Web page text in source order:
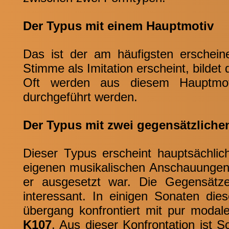
Der Typus mit einem Hauptmotiv
Das ist der am häufigsten
Stimme als Imitation erscheint, bildet
Oft werden aus diesem
durchgeführt werden.
Der Typus mit zwei
Dieser Typus erscheint
eigenen musikalischen
er ausgesetzt war. Die
interessant. In einigen Sonaten
übergang konfrontiert mit pur
K107. Aus dieser Konfrontation ist